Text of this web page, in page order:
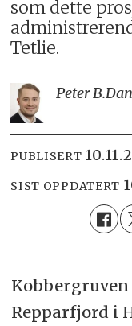
som dette
Tetlie.
Peter B.
PUBLISERT
SIST OPPDATERT
Repparfjord i